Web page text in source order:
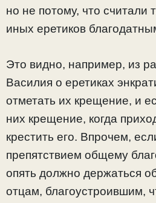
но не потому, что считали
иных еретиков
Это видно, например, из
Василия о еретиках
отметать их крещение, и
них крещение, когда
крестить его. Впрочем,
препятствием общему
опять должно держаться
отцам, благоустроившим,